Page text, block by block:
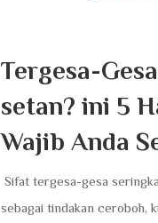
Tergesa-
setan? ini 5
Wajib Anda
Sifat tergesa-gesa
sebagai tindakan ceroboh,